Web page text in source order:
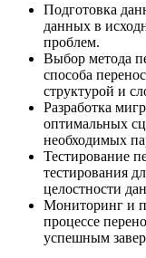
Подготовка
данных в
проблем.
Выбор метода
способа
структурой и
Разработка
оптимальных
необходимых
Тестирование
тестирования
целостности
Мониторинг и
процессе
успешным